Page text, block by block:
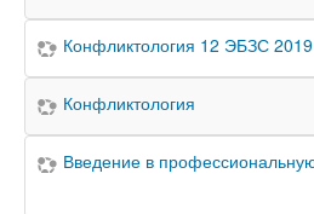
Конфликтология 12 ЭБЗС 2019
Конфликтология
Введение в